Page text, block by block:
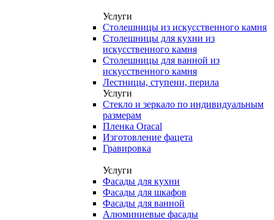
Услуги
Столешницы из искусственного камня
Столешницы для кухни из
искусственного камня
Столешницы для ванной из
искусственного камня
Лестницы, ступени, перила
Услуги
Стекло и зеркало по индивидуальным
размерам
Пленка Oracal
Изготовление фацета
Гравировка
Услуги
Фасады для кухни
Фасады для шкафов
Фасады для ванной
Алюминиевые фасады